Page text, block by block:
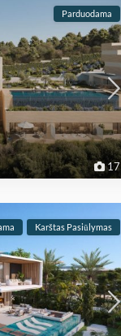
17
Parduodama
Karštas Pasiūlymas